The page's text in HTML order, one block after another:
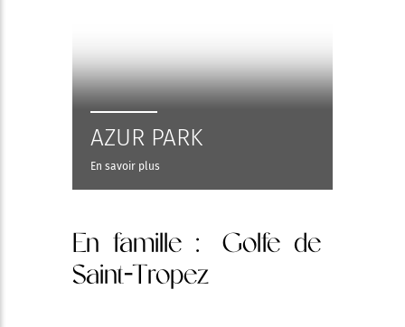
AZUR PARK
En savoir plus
En famille : Golfe de
Saint-Tropez